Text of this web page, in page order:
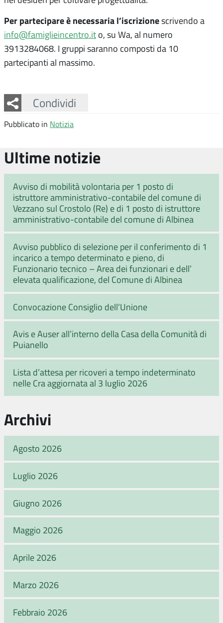
Per partecipare è necessaria l’iscrizionescrivendo a
info@famiglieincentro.it o, su Wa, al numero
3913284068. I gruppi saranno composti da 10
partecipanti al massimo.
Condividi
Facebook
Twitter
Whatsapp
Pubblicato in Notizia
Ultime notizie
Avviso di mobilità volontaria per 1 posto di
istruttore amministrativo-contabile del comune di
Vezzano sul Crostolo (Re) e di 1 posto di istruttore
amministrativo-contabile del comune di Albinea
Avviso pubblico di selezione per il conferimento di 1
incarico a tempo determinato e pieno, di
Funzionario tecnico – Area dei funzionari e dell’
elevata qualificazione, del Comune di Albinea
Convocazione Consiglio dell’Unione
Avis e Auser all’interno della Casa della Comunità di
Puianello
Lista d’attesa per ricoveri a tempo indeterminato
nelle Cra aggiornata al 3 luglio 2026
Archivi
Agosto 2026
Luglio 2026
Giugno 2026
Maggio 2026
Aprile 2026
Marzo 2026
Febbraio 2026